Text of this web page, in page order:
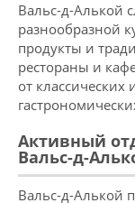
Вальс-д-Алькой
разнообразной
продукты и
рестораны и
от классических
Активный
Вальс-д-
Вальс-д-Алькой